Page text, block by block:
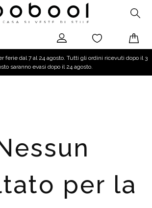
ferie dal 7 al 24 agosto. Tutti gli ordini ricevuti dopo il 3
saranno evasi dopo il 24 agosto.
per la